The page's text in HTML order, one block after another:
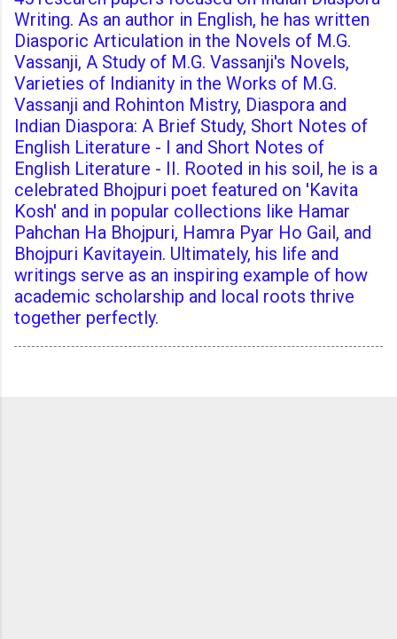
Writing. As an author in English, he has written
Diasporic Articulation in the Novels of M.G.
Vassanji, A Study of M.G. Vassanji's Novels,
Varieties of Indianity in the Works of M.G.
Vassanji and Rohinton Mistry, Diaspora and
Indian Diaspora: A Brief Study, Short Notes of
English Literature - I and Short Notes of
English Literature - II. Rooted in his soil, he is a
celebrated Bhojpuri poet featured on 'Kavita
Kosh' and in popular collections like Hamar
Pahchan Ha Bhojpuri, Hamra Pyar Ho Gail, and
Bhojpuri Kavitayein. Ultimately, his life and
writings serve as an inspiring example of how
academic scholarship and local roots thrive
together perfectly.